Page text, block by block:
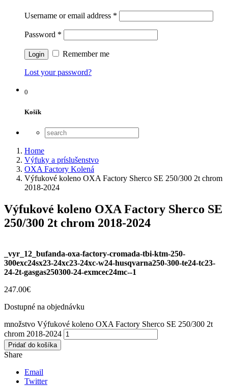
Username or email address *
Password *
Remember me
Lost your password?
0
Košík
Home
Výfuky a príslušenstvo
OXA Factory Kolená
Výfukové koleno OXA Factory Sherco SE 250/300 2t chrom
2018-2024
Výfukové koleno OXA Factory Sherco SE
250/300 2t chrom 2018-2024
_vyr_12_bufanda-oxa-factory-cromada-tbi-ktm-250-
300exc24sx23-24xc23-24xc-w24-husqvarna250-300-te24-tc23-
24-2t-gasgas250300-24-exmcec24mc--1
247.00€
Dostupné na objednávku
množstvo Výfukové koleno OXA Factory Sherco SE 250/300 2t
chrom 2018-2024
Pridať do košíka
Share
Email
Twitter